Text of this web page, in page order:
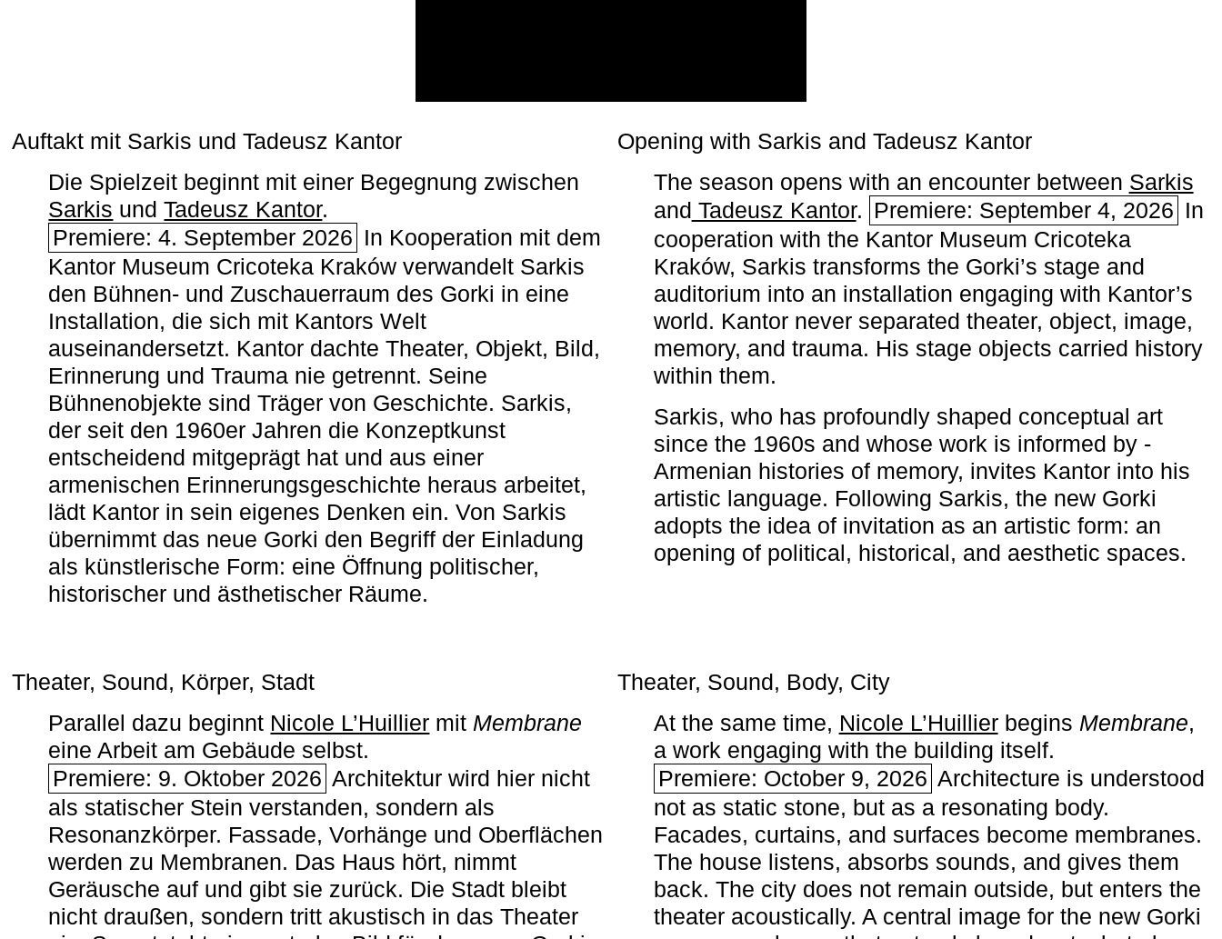
Auftakt mit Sarkis und Tadeusz Kantor
Die Spielzeit beginnt mit einer Begegnung zwischen
Sarkis undTadeusz Kantor.
Premiere: 4. September 2026 In Kooperation mit dem
Kantor Museum Cricoteka Kraków verwandelt Sarkis
den Bühnen- und Zuschauerraum des Gorki in eine
Installation, die sich mit Kantors Welt
auseinandersetzt. Kantor dachte Theater, Objekt, Bild,
Erinnerung und Trauma nie getrennt. Seine
Bühnenobjekte sind Träger von Geschichte. Sarkis,
der seit den 1960er Jahren die Konzeptkunst
entscheidend mitgeprägt hat und aus einer
armenischen ­Erinnerungsgeschichte heraus arbeitet,
lädt Kantor in sein eigenes Denken ein. Von Sarkis
übernimmt das neue Gorki den Begriff der Einladung
als künstlerische Form: eine Öffnung politischer,
historischer und ästhetischer Räume.
Opening with Sarkis and Tadeusz Kantor
The season opens with an encounter between Sarkis
and Tadeusz Kantor. Premiere: September 4, 2026 In
cooperation with the ­Kantor Museum Cricoteka
Kraków, Sarkis transforms the Gorki’s stage and
auditorium into an installation engaging with Kantor’s
world. Kantor never separated theater, object, image,
memory, and trauma. His stage objects carried history
within them.
Sarkis, who has profoundly shaped conceptual art
since the 1960s and whose work is informed by ­
Armenian histories of memory, invites Kantor into his
artistic language. Following Sarkis, the new Gorki
adopts the idea of invitation as an artistic form: an
opening of political, historical, and aesthetic spaces.
Theater, Sound, Körper, Stadt
Parallel dazu beginnt Nicole L’Huillier mit ­ Membrane
eine Arbeit am Gebäude selbst.
Premiere: 9. Oktober 2026 Architektur wird hier nicht
als statischer Stein verstanden, sondern als
Resonanzkörper. Fassade, Vorhänge und Oberflächen
werden zu Membranen. Das Haus hört, nimmt
Geräusche auf und gibt sie zurück. Die Stadt bleibt
nicht draußen, sondern tritt akustisch in das Theater
Theater, Sound, Body, City
At the same time, Nicole L’Huillierbegins ­ Membrane,
a work engaging with the building itself.
Premiere: October 9, 2026 Architecture is understood
not as static stone, but as a resonating body.
Facades, curtains, and surfaces become membranes.
The house listens, absorbs sounds, and gives them
back. The city does not remain outside, but enters the
theater acoustically. A central image for the new Gorki